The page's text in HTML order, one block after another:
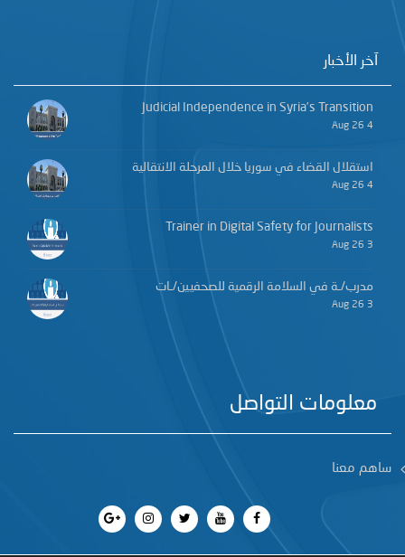
آخر الأخبار
Judicial Independence in Syria’s Transition
4 Aug 26
استقلال القضاء في سوريا خلال المرحلة الانتقالية
4 Aug 26
Trainer in Digital Safety for Journalists
3 Aug 26
مدرب/ـة في السلامة الرقمية للصحفيين/ـات
3 Aug 26
معلومات التواصل
ساهم معنا